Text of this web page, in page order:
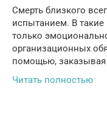
Смерть близкого
испытанием. В
только
организационных
помощью, заказывая
Читать полностью